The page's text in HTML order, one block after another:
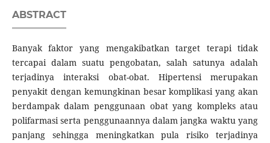
ABSTRACT
Banyak faktor yang mengakibatkan target terapi tidak
tercapai dalam suatu pengobatan, salah satunya adalah
terjadinya interaksi obat-obat. Hipertensi merupakan
penyakit dengan kemungkinan besar komplikasi yang akan
berdampak dalam penggunaan obat yang kompleks atau
polifarmasi serta penggunaannya dalam jangka waktu yang
panjang sehingga meningkatkan pula risiko terjadinya